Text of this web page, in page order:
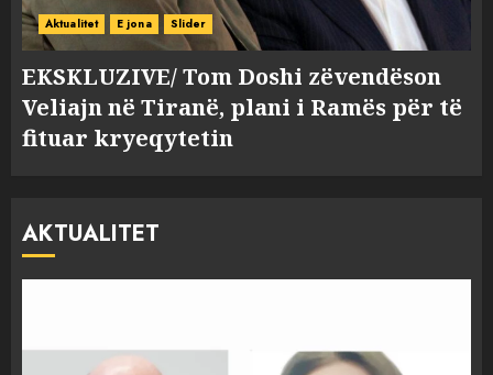
Aktualitet E jona Slider
EKSKLUZIVE/ Tom Doshi zëvendëson
Veliajn në Tiranë, plani i Ramës për të
fituar kryeqytetin
AKTUALITET